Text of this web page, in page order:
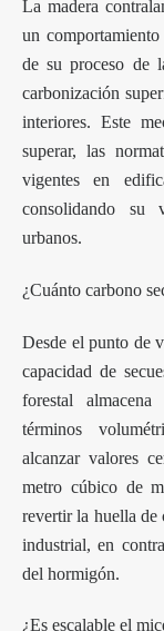
La madera
un
de su proceso de
carbonización
interiores. Este
superar, las
vigentes en
consolidando su
urbanos.
¿Cuánto carbono
Desde el punto de
capacidad de
forestal
términos
alcanzar valores
metro cúbico de
revertir la huella de
industrial, en
del hormigón.
¿Es escalable el